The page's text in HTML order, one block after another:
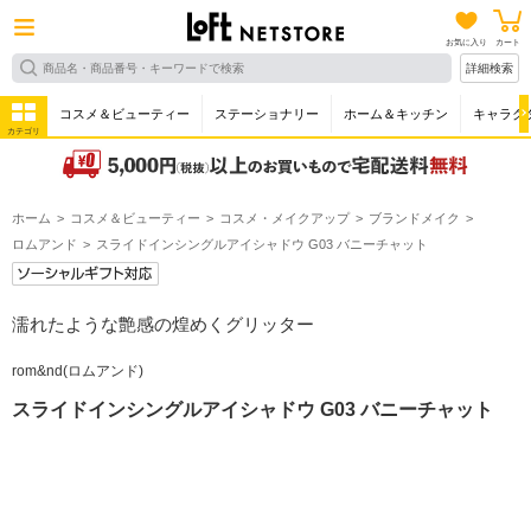
お気に入り カート
詳細検索
カテゴリ
コスメ＆ビューティー ステーショナリー ホーム＆キッチン キャラク
ホーム コスメ＆ビューティー コスメ・メイクアップ
ブランドメイク
ロムアンド
スライドインシングルアイシャドウ G03 バニーチャット
濡れたような艶感の煌めくグリッター
rom&nd(ロムアンド)
スライドインシングルアイシャドウ G03 バニーチャット